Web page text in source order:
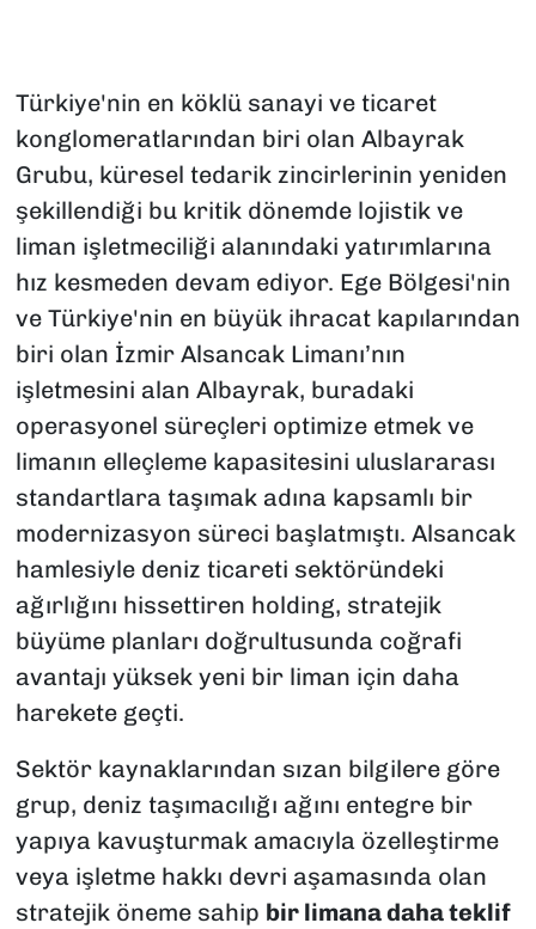
Türkiye'nin en köklü sanayi ve ticaret
konglomeratlarından biri olan Albayrak
Grubu, küresel tedarik zincirlerinin yeniden
şekillendiği bu kritik dönemde lojistik ve
liman işletmeciliği alanındaki yatırımlarına
hız kesmeden devam ediyor. Ege Bölgesi'nin
ve Türkiye'nin en büyük ihracat kapılarından
biri olan İzmir Alsancak Limanı’nın
işletmesini alan Albayrak, buradaki
operasyonel süreçleri optimize etmek ve
limanın elleçleme kapasitesini uluslararası
standartlara taşımak adına kapsamlı bir
modernizasyon süreci başlatmıştı. Alsancak
hamlesiyle deniz ticareti sektöründeki
ağırlığını hissettiren holding, stratejik
büyüme planları doğrultusunda coğrafi
avantajı yüksek yeni bir liman için daha
harekete geçti.
Sektör kaynaklarından sızan bilgilere göre
grup, deniz taşımacılığı ağını entegre bir
yapıya kavuşturmak amacıyla özelleştirme
veya işletme hakkı devri aşamasında olan
stratejik öneme sahip bir limana daha teklif